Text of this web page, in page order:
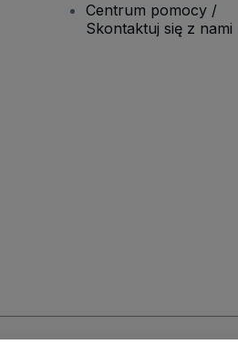
Centrum pomocy /
Skontaktuj się z nami